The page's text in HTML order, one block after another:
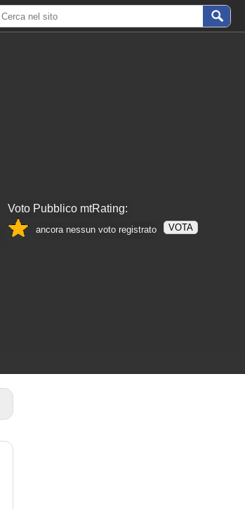
Voto Pubblico mtRating:
ancora nessun voto registrato VOTA